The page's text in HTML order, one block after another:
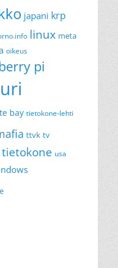
japani krp
linux meta
oikeus
pi
bay tietokone-lehti
ttvk tv
usa